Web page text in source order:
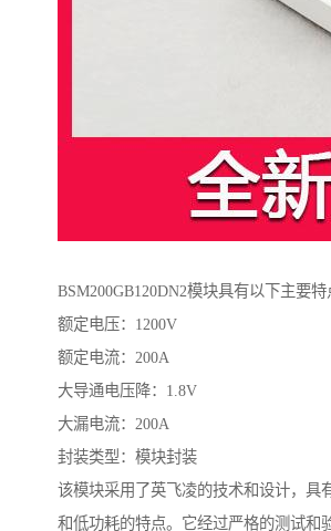
BSM200GB120DN2模块具有以下主要特
额定电压：1200V
额定电流：200A
大导通电压降：1.8V
大漏电流：200A
封装类型：模块封装
该模块采用了英飞凌的技术和设计，具
和低功耗的特点。它经过严格的测试和